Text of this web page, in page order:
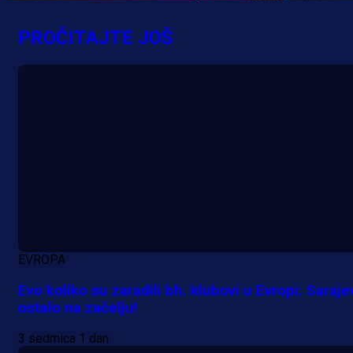
PROČITAJTE JOŠ
EVROPA
Evo koliko su zaradili bh. klubovi u Evropi:
ostalo na začelju!
3 sedmica 1 dan